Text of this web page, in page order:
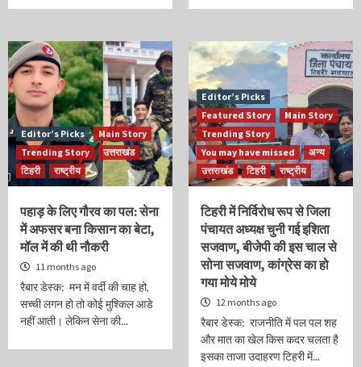
Editor’s Picks
Main Story
Trending Story
उत्तराखंड
टिहरी
राष्ट्रीय
पहाड़ के लिए गौरव का पल: सेना
में अफसर बना किसान का बेटा,
मॉल में की थी नौकरी
11 months ago
रैबार डेस्क: मन में वर्दी की चाह हो,
सच्ची लगन हो तो कोई मुश्किल आडे
नहीं आती। लेकिन सेना की...
Editor’s Picks
Featured Story
Main Story
Trending Story
You may have missed
अन्य
उत्तराखंड
टिहरी राष्ट्रीय
टिहरी में निर्विरोध रूप से जिला
पंचायत अध्यक्ष चुनी गई इशिता
सजवाण, बीजेपी की इस चाल से
सोना सजवाण, कांग्रेस का हो
गया मोये मोये
12 months ago
रैबार डेस्क: राजनीति में पल पल शह
और मात का खेल किस कदर चलता है
इसका ताजा उदाहरण टिहरी में...